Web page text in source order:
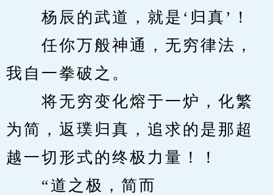
杨辰的武道，就是‘归真’！
任你万般神通，无穷律法，
我自一拳破之。
将无穷变化熔于一炉，化繁
为简，返璞归真，追求的是那超
越一切形式的终极力量！！
“道之极，简而